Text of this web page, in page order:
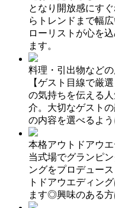
となり開放感にす
らトレンドまで幅
ローリストが心を
ます。
料理・引出物など
【ゲスト目線で厳
の気持ちを伝える
介。大切なゲスト
の内容を選べるよ
本格アウトドアウ
当式場でグランピ
ングをプロデュー
トドアウエディン
ます◎興味のある